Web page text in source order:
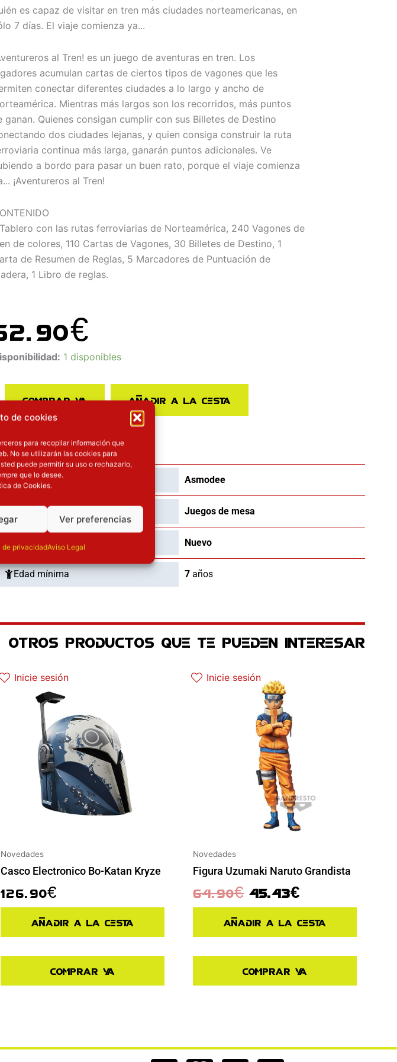
de cookies
para recopilar información que
No se utilizarán las cookies para
puede permitir su uso o rechazarlo,
que lo desee.
de Cookies.
Ver preferencias
de privacidadAviso Legal
es capaz de visitar en tren más ciudades norteamericanas, en
7 días. El viaje comienza ya...
al Tren! es un juego de aventuras en tren. Los
acumulan cartas de ciertos tipos de vagones que les
conectar diferentes ciudades a lo largo y ancho de
Mientras más largos son los recorridos, más puntos
ganan. Quienes consigan cumplir con sus Billetes de Destino
dos ciudades lejanas, y quien consiga construir la ruta
continua más larga, ganarán puntos adicionales. Ve
a bordo para pasar un buen rato, porque el viaje comienza
¡Aventureros al Tren!
con las rutas ferroviarias de Norteamérica, 240 Vagones de
de colores, 110 Cartas de Vagones, 30 Billetes de Destino, 1
de Resumen de Reglas, 5 Marcadores de Puntuación de
1 Libro de reglas.
€
1 disponibles
Comprar ya Añadir a la cesta
Marca Asmodee
Categoría Juegos de mesa
Tipo Nuevo
Edad mínima 7 años
OTROS PRODUCTOS QUE TE PUEDEN INTERESAR
Inicie sesión
Novedades
Casco Electronico Bo-Katan Kryze
126.90€
Añadir a la cesta
Comprar ya
Inicie sesión
Novedades
Figura Uzumaki Naruto Grandista
64.90€ 45.43€
Añadir a la cesta
Comprar ya